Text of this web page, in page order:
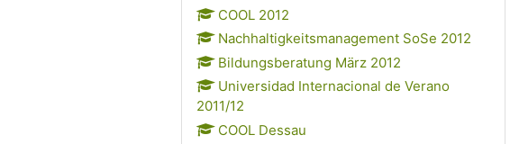
COOL 2012
Nachhaltigkeitsmanagement SoSe 2012
Bildungsberatung März 2012
Universidad Internacional de Verano
2011/12
COOL Dessau